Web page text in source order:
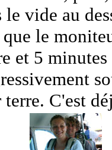
le vide au
le
et 5
C'est